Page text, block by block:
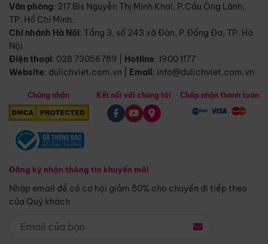
Văn phòng: 217 Bis Nguyễn Thị Minh Khai, P.Cầu Ông Lãnh,
TP. Hồ Chí Minh.
Chi nhánh Hà Nội: Tầng 3, số 243 xã Đàn, P.Đống Đa, TP. Hà
Nội
Điện thoại: 028 73056789 Hotline: 1900 1177
Website: dulichviet.com.vn Email: info@dulichviet.com.vn
Chứng nhận
Đăng ký nhận thông tin khuyến mãi
Nhập email để có cơ hội giảm 50% cho chuyến đi tiếp theo
của Quý khách
Kết nối với chúng tôi Chấp nhận thanh toán